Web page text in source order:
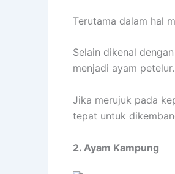
Terutama dalam hal
Selain dikenal
menjadi ayam petelur.
Jika merujuk pada
tepat untuk
2. Ayam Kampung